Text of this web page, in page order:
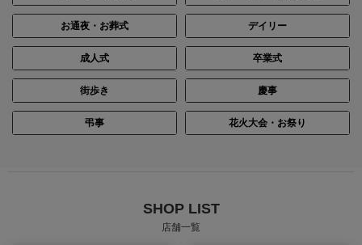
身長：156cm 身長：156cm
お通夜・お葬式 デイリー
成人式 卒業式
街歩き 慶事
弔事 花火大会・お祭り
SHOP LIST
店舗一覧